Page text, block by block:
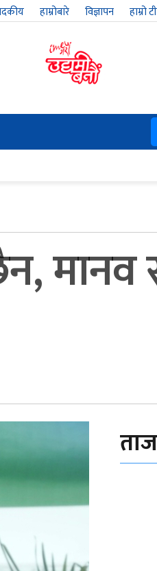
हाम्रोबारे विज्ञापन हाम्रो